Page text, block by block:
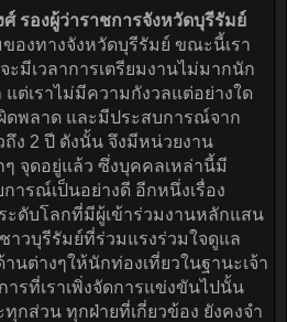
รองผู้ว่าราชการจังหวัดบุรีรัมย์
องทางจังหวัดบุรีรัมย์ ขณะนี้เรา
ะมีเวลาการเตรียมงานไม่มากนัก
ต่เราไม่มีความกังวลแต่อย่างใด
ผิดพลาด และมีประสบการณ์จาก
ง 2 ปี ดังนั้น จึงมีหน่วยงาน
จุดอยู่แล้ว ซึ่งบุคคลเหล่านี้มี
ารณ์เป็นอย่างดี อีกหนึ่งเรื่อง
ดับโลกที่มีผู้เข้าร่วมงานหลักแสน
วบุรีรัมย์ที่ร่วมแรงร่วมใจดูแล
นต่างๆให้นักท่องเที่ยวในฐานะเจ้า
รที่เราเพิ่งจัดการแข่งขันไปนั้น
ทุกส่วน ทุกฝ่ายที่เกี่ยวข้อง ยังคงจำ